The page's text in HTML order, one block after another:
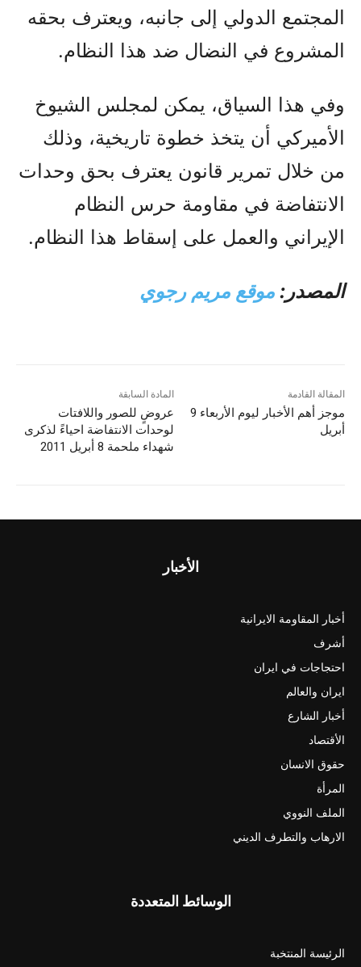
المجتمع الدولي إلى جانبه، ويعترف بحقه
المشروع في النضال ضد هذا النظام.
وفي هذا السياق، يمكن لمجلس الشيوخ
الأميركي أن يتخذ خطوة تاريخية، وذلك
من خلال تمرير قانون يعترف بحق وحدات
الانتفاضة في مقاومة حرس النظام
الإيراني والعمل على إسقاط هذا النظام.
المصدر: موقع مريم رجوي
المادة السابقة
عروضٍ للصور واللافتات
لوحدات الانتفاضة احیاءً لذكرى
شهداء ملحمة 8 أبريل 2011
المقالة القادمة
موجز أهم الأخبار لیوم الأربعاء 9
أبريل
الأخبار
أخبار المقاومة الايرانية
أشرف
احتجاجات في ايران
ايران والعالم
أخبار الشارع
الأقتصاد
حقوق الانسان
المرأة
الملف النووي
الارهاب والتطرف الديني
الوسائط المتعددة
الرئيسة المنتخبة